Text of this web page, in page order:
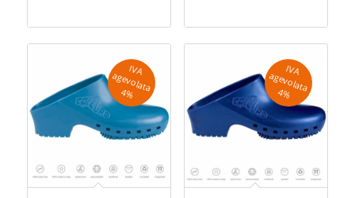
a
175,00 €
IV
A
a
g
e
v
o
la
ta
4
%
IV
A
a
g
e
v
o
la
ta
4
%